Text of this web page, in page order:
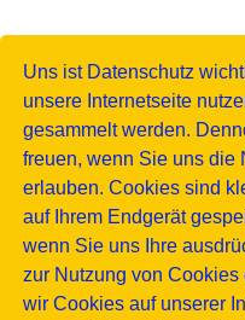
Uns ist Datenschutz
unsere Internetseite
gesammelt werden.
freuen, wenn Sie uns die
erlauben. Cookies sind
auf Ihrem Endgerät
wenn Sie uns Ihre
zur Nutzung von
wir Cookies auf unserer